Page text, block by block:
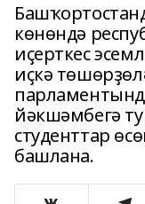
көнөндә
иҫерткес
иҫкә
йәкшәмбегә
студенттар
башлана.